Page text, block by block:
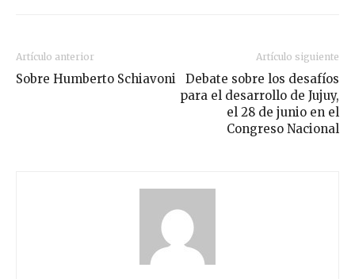
Artículo anterior
Sobre Humberto Schiavoni
Artículo siguiente
Debate sobre los desafíos
para el desarrollo de Jujuy,
el 28 de junio en el
Congreso Nacional